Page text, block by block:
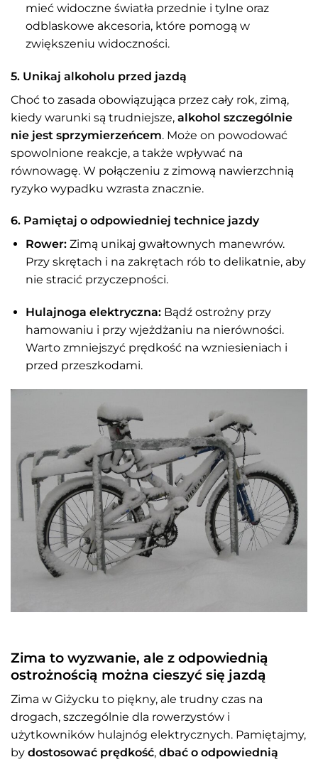
mieć widoczne światła przednie i tylne oraz
odblaskowe akcesoria, które pomogą w
zwiększeniu widoczności.
5. Unikaj alkoholu przed jazdą
Choć to zasada obowiązująca przez cały rok, zimą,
kiedy warunki są trudniejsze, alkohol szczególnie
nie jest sprzymierzeńcem. Może on powodować
spowolnione reakcje, a także wpływać na
równowagę. W połączeniu z zimową nawierzchnią
ryzyko wypadku wzrasta znacznie.
6. Pamiętaj o odpowiedniej technice jazdy
Rower:Zimą unikaj gwałtownych manewrów.
Przy skrętach i na zakrętach rób to delikatnie, aby
nie stracić przyczepności.
Hulajnoga elektryczna:Bądź ostrożny przy
hamowaniu i przy wjeżdżaniu na nierówności.
Warto zmniejszyć prędkość na wzniesieniach i
przed przeszkodami.
Zima to wyzwanie, ale z odpowiednią
ostrożnością można cieszyć się jazdą
Zima w Giżycku to piękny, ale trudny czas na
drogach, szczególnie dla rowerzystów i
użytkowników hulajnóg elektrycznych. Pamiętajmy,
by dostosować prędkość, dbać o odpowiednią